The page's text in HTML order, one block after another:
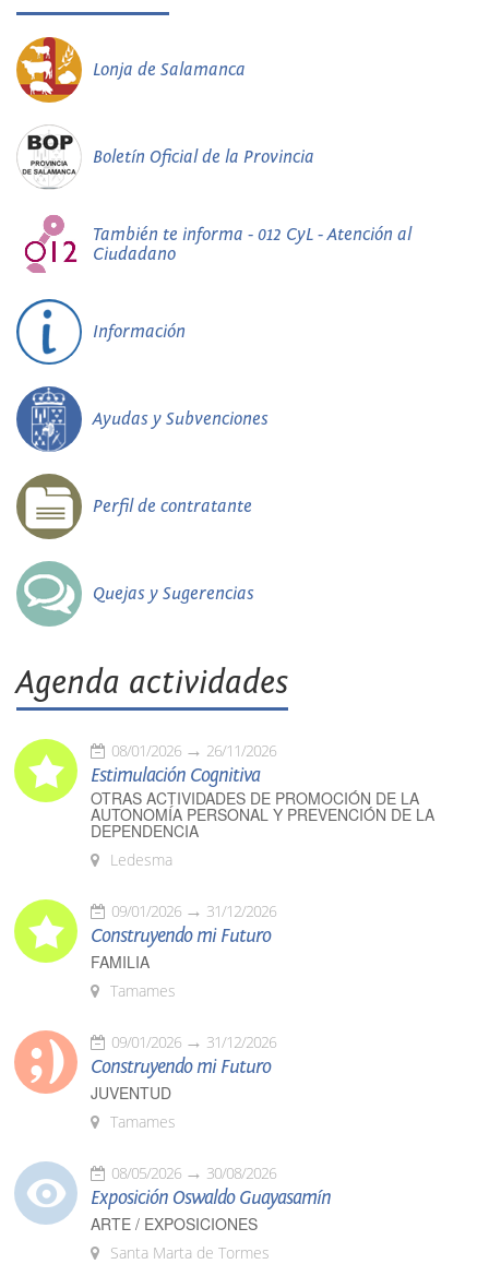
Lonja de Salamanca
Boletín Oficial de la Provincia
También te informa - 012 CyL - Atención al
Ciudadano
Información
Ayudas y Subvenciones
Perfil de contratante
Quejas y Sugerencias
Agenda actividades
08/01/2026 26/11/2026
Estimulación Cognitiva
OTRAS ACTIVIDADES DE PROMOCIÓN DE LA
AUTONOMÍA PERSONAL Y PREVENCIÓN DE LA
DEPENDENCIA
Ledesma
09/01/2026 31/12/2026
Construyendo mi Futuro
FAMILIA
Tamames
09/01/2026 31/12/2026
Construyendo mi Futuro
JUVENTUD
Tamames
08/05/2026 30/08/2026
Exposición Oswaldo Guayasamín
ARTE / EXPOSICIONES
Santa Marta de Tormes